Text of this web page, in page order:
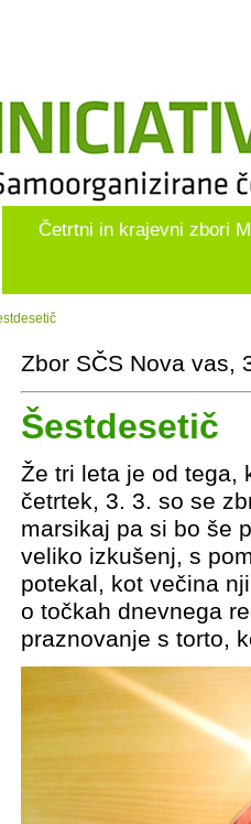
Četrtni in krajevni zbori
Zbor SČS Nova vas,
Šestdesetič
Že tri leta je od tega,
četrtek, 3. 3. so se
marsikaj pa si bo še
veliko izkušenj, s
potekal, kot večina
o točkah dnevnega
praznovanje s torto,